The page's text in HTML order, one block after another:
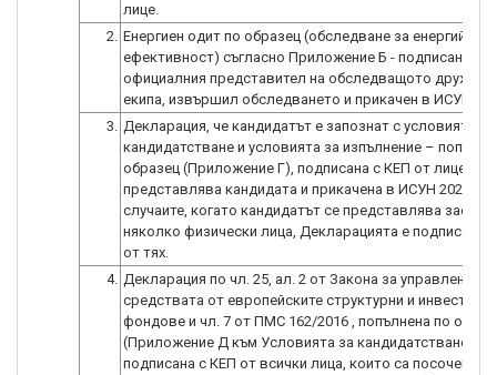
лице.
2. Енергиен одит по образец (обследване за енергийна
ефективност) съгласно Приложение Б - подписан от
официалния представител на обследващото
екипа, извършил обследването и прикачен в ИСУН
3. Декларация, че кандидатът е запознат с условията за
кандидатстване и условията за изпълнение –
образец (Приложение Г), подписана с КЕП от лице с
представлява кандидата и прикачена в ИСУН 2020. В
случаите, когато кандидатът се представлява заедно
няколко физически лица, Декларацията е подписана
от тях.
4. Декларация по чл. 25, ал. 2 от Закона за управление
средствата от европейските структурни и
фондове и чл. 7 от ПМС 162/2016 , попълнена по
(Приложение Д към Условията за кандидатстване) и
подписана с КЕП от всички лица, които са посочени в